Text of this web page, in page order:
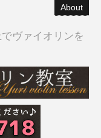
About
ヴァイオリンを